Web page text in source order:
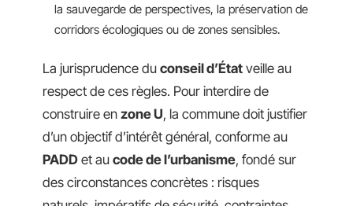
la sauvegarde de perspectives, la préservation de
corridors écologiques ou de zones sensibles.
La jurisprudence du conseil d’État veille au
respect de ces règles. Pour interdire de
construire en zone U, la commune doit justifier
d’un objectif d’intérêt général, conforme au
PADD et au code de l’urbanisme, fondé sur
des circonstances concrètes : risques